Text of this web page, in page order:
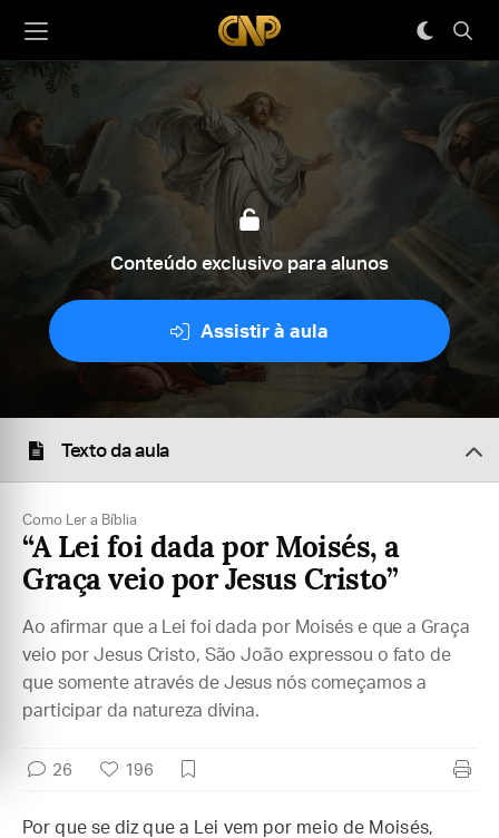
Conteúdo exclusivo para alunos
Assistir à aula
Texto da aula
Como Ler a Bíblia
“A Lei foi dada por Moisés, a
Graça veio por Jesus Cristo”
Ao afirmar que a Lei foi dada por Moisés e que a Graça
veio por Jesus Cristo, São João expressou o fato de
que somente através de Jesus nós começamos a
participar da natureza divina.
26 196
Por que se diz que a Lei vem por meio de Moisés,